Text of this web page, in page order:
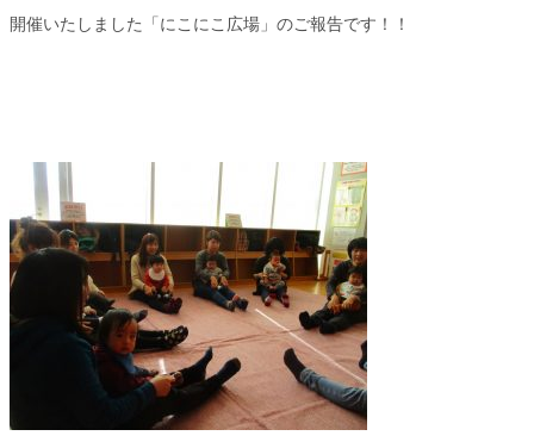
開催いたしました「にこにこ広場」のご報告です！！